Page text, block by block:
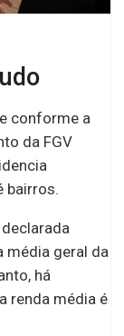
conforme a
da FGV
bairros.
média geral da
há
renda média é